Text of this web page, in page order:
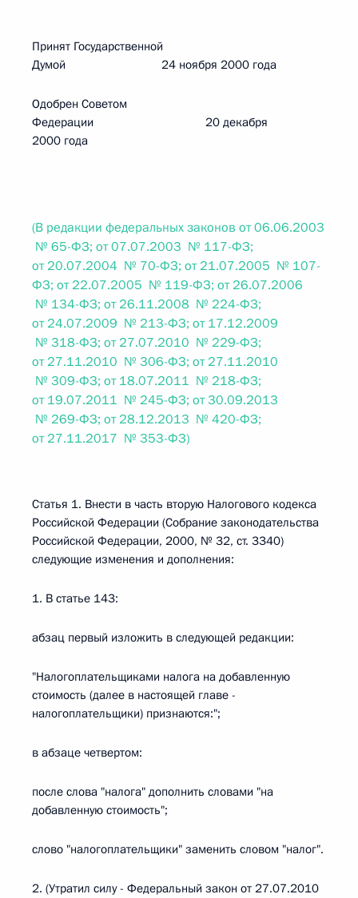
Принят Государственной
Думой 24 ноября 2000 года
Одобрен Советом
Федерации 20 декабря
2000 года
(В редакции федеральных законов от 06.06.2003
№ 65-ФЗ; от 07.07.2003 № 117-ФЗ;
от 20.07.2004 № 70-ФЗ; от 21.07.2005 № 107-
ФЗ; от 22.07.2005 № 119-ФЗ; от 26.07.2006
№ 134-ФЗ; от 26.11.2008 № 224-ФЗ;
от 24.07.2009 № 213-ФЗ; от 17.12.2009
№ 318-ФЗ; от 27.07.2010 № 229-ФЗ;
от 27.11.2010 № 306-ФЗ; от 27.11.2010
№ 309-ФЗ; от 18.07.2011 № 218-ФЗ;
от 19.07.2011 № 245-ФЗ; от 30.09.2013
№ 269-ФЗ; от 28.12.2013 № 420-ФЗ;
от 27.11.2017 № 353-ФЗ)
Статья 1. Внести в часть вторую Налогового кодекса
Российской Федерации (Собрание законодательства
Российской Федерации, 2000, № 32, ст. 3340)
следующие изменения и дополнения:
1. В статье 143:
абзац первый изложить в следующей редакции:
"Налогоплательщиками налога на добавленную
стоимость (далее в настоящей главе -
налогоплательщики) признаются:";
в абзаце четвертом:
после слова "налога" дополнить словами "на
добавленную стоимость";
слово "налогоплательщики" заменить словом "налог".
2. (Утратил силу - Федеральный закон от 27.07.2010